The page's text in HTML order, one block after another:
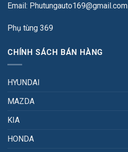
Email: Phutungauto169@gmail.com
Phụ tùng 369
CHÍNH SÁCH BÁN HÀNG
HYUNDAI
MAZDA
KIA
HONDA